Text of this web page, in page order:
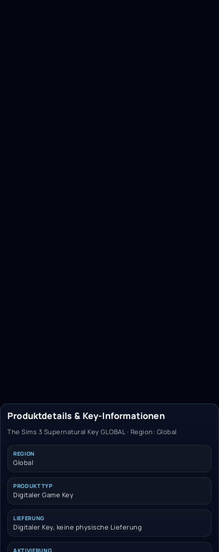
Produktdetails & Key-Informationen
The Sims 3 Supernatural Key GLOBAL · Region: Global
REGION
Global
PRODUKTTYP
Digitaler Game Key
LIEFERUNG
Digitaler Key, keine physische Lieferung
AKTIVIERUNG